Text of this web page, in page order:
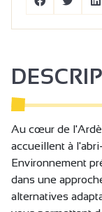
Au cœur de
accueillent à
Environnement
dans une
alternatives